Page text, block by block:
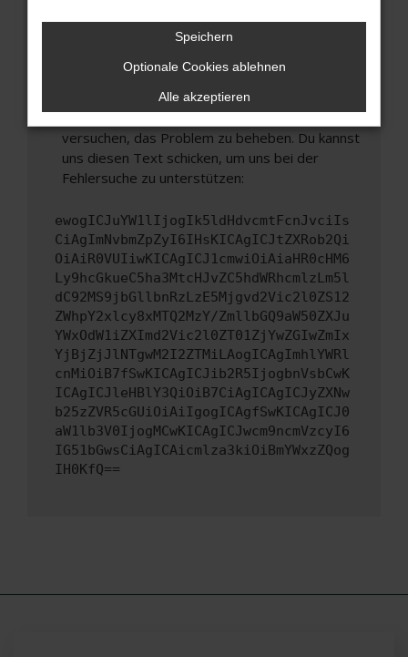
dass bestimmte Funktionen nicht mehr
Wende dich an den Webseitenbetreiber.
Wenn du alle oben genannten Schritte versucht
hast, kontaktiere uns bitte. Wir werden
versuchen, das Problem zu beheben. Du kannst
uns diesen Text schicken, um uns bei der
Fehlersuche zu unterstützen:
ewogICJuYW1lIjogIk5ldHdvcmtFcnJvciIs
CiAgImNvbmZpZyI6IHsKICAgICJtZXRob2Qi
OiAiR0VUIiwKICAgICJ1cmwiOiAiaHR0cHM6
Ly9hcGkueC5ha3MtcHJvZC5hdWRhcmlzLm5l
dC92MS9jbGllbnRzLzE5Mjgvd2Vic2l0ZS12
ZWhpY2xlcy8xMTQ2MzY/ZmllbGQ9aW50ZXJu
YWxOdW1iZXImd2Vic2l0ZT01ZjYwZGIwZmIx
YjBjZjJlNTgwM2I2ZTMiLAogICAgImhlYWRl
cnMiOiB7fSwKICAgICJib2R5IjogbnVsbCwK
ICAgICJleHBlY3QiOiB7CiAgICAgICJyZXNw
b25zZVR5cGUiOiAiIgogICAgfSwKICAgICJ0
aW1lb3V0IjogMCwKICAgICJwcm9ncmVzcyI6
IG51bGwsCiAgICAicmlza3kiOiBmYWxzZQog
IH0KfQ==
Speichern
Optionale Cookies ablehnen
Alle akzeptieren